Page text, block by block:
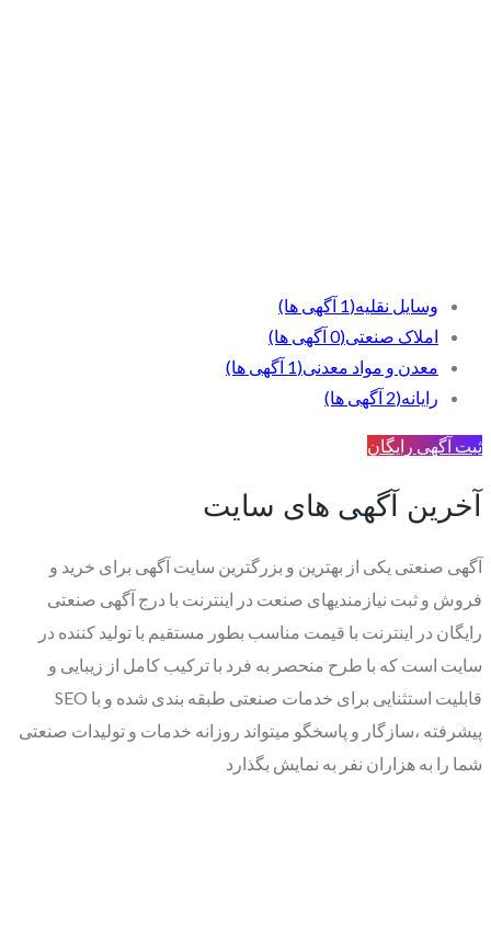
وسایل نقلیه(1 آگهی ها)
املاک صنعتی(0 آگهی ها)
معدن و مواد معدنی(1 آگهی ها)
رایانه(2 آگهی ها)
ثبت آگهی رایگان
آخرین آگهی های سایت
آگهی صنعتی یکی از بهترین و بزرگترین سایت آگهی برای خرید و
فروش و ثبت نیازمندیهای صنعت در اینترنت با درج آگهی صنعتی
رایگان در اینترنت با قیمت مناسب بطور مستقیم با تولید کننده در
سایت است که با طرح منحصر به فرد با ترکیب کامل از زیبایی و
قابلیت استثنایی برای خدمات صنعتی طبقه بندی شده و با SEO
پیشرفته ،سازگار و پاسخگو میتواند روزانه خدمات و تولیدات صنعتی
شما را به هزاران نفر به نمایش بگذارد